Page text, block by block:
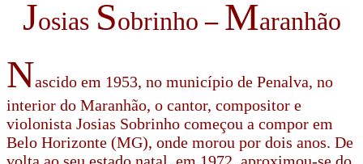
Josias Sobrinho– Maranhão
Nascido em 1953, no município de Penalva, no
interior do Maranhão, o cantor, compositor e
violonista Josias Sobrinho começou a compor em
Belo Horizonte (MG), onde morou por dois anos. De